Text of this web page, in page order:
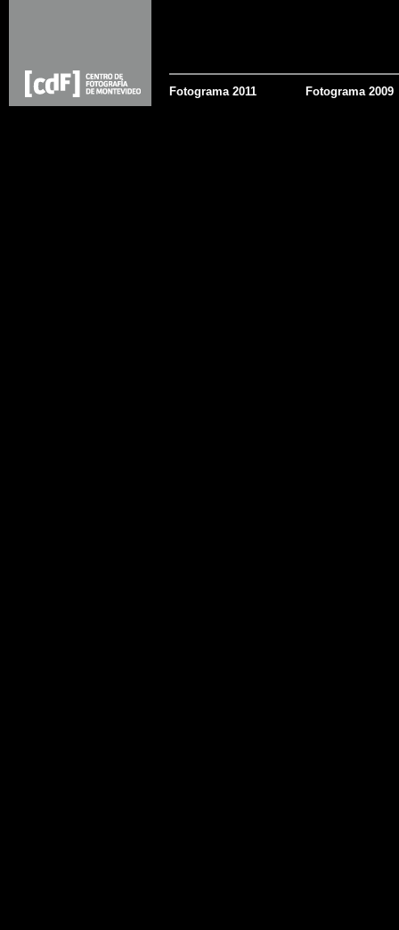
Fotograma 2011 Fotograma 2009